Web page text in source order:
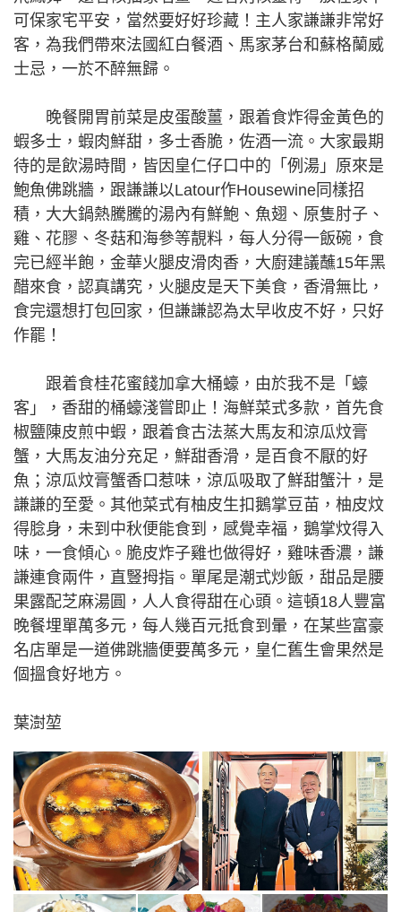
可保家宅平安，當然要好好珍藏！主人家謙謙非常好
客，為我們帶來法國紅白餐酒、馬家茅台和蘇格蘭威
士忌，一於不醉無歸。
晚餐開胃前菜是皮蛋酸薑，跟着食炸得金黃色的
蝦多士，蝦肉鮮甜，多士香脆，佐酒一流。大家最期
待的是飲湯時間，皆因皇仁仔口中的「例湯」原來是
鮑魚佛跳牆，跟謙謙以Latour作Housewine同樣招
積，大大鍋熱騰騰的湯內有鮮鮑、魚翅、原隻肘子、
雞、花膠、冬菇和海參等靚料，每人分得一飯碗，食
完已經半飽，金華火腿皮滑肉香，大廚建議蘸15年黑
醋來食，認真講究，火腿皮是天下美食，香滑無比，
食完還想打包回家，但謙謙認為太早收皮不好，只好
作罷！
跟着食桂花蜜餞加拿大桶蠔，由於我不是「蠔
客」，香甜的桶蠔淺嘗即止！海鮮菜式多款，首先食
椒鹽陳皮煎中蝦，跟着食古法蒸大馬友和涼瓜炆膏
蟹，大馬友油分充足，鮮甜香滑，是百食不厭的好
魚；涼瓜炆膏蟹香口惹味，涼瓜吸取了鮮甜蟹汁，是
謙謙的至愛。其他菜式有柚皮生扣鵝掌豆苗，柚皮炆
得腍身，未到中秋便能食到，感覺幸福，鵝掌炆得入
味，一食傾心。脆皮炸子雞也做得好，雞味香濃，謙
謙連食兩件，直豎拇指。單尾是潮式炒飯，甜品是腰
果露配芝麻湯圓，人人食得甜在心頭。這頓18人豐富
晚餐埋單萬多元，每人幾百元抵食到暈，在某些富豪
名店單是一道佛跳牆便要萬多元，皇仁舊生會果然是
個搵食好地方。
葉澍堃